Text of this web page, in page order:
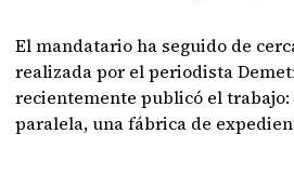
El mandatario ha seguido de
realizada por el periodista
recientemente publicó el
paralela, una fábrica de